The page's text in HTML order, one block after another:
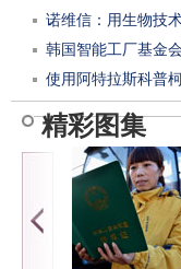
诺维信：用生物技
韩国智能工厂基金
会”初步
使用阿特拉斯科普
精彩图集